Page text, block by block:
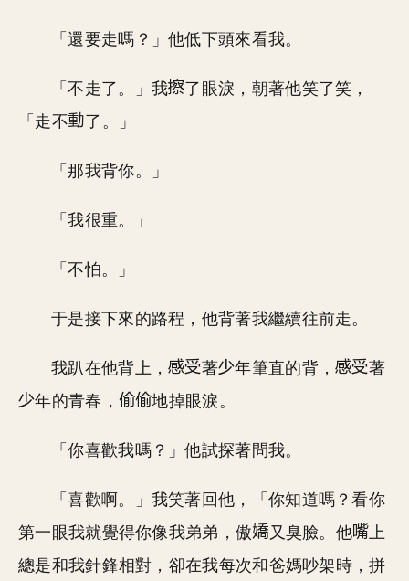
「還要走嗎？」他低下頭來看我。
「不走了。」我
了眼淚，朝著他笑了笑，
「走不
了。」
「那我背你。」
「我很重。」
「不怕。」
于是接下來的路程，他背著我繼續往前走。
我趴在他背上， 著 年筆直的背，
著
年的青春，
地掉眼淚。
「你喜歡我嗎？」他試探著問我。
「喜歡啊。」我笑著回他，「你知道嗎？看你
第一眼我就覺得你像我弟弟，傲
又臭臉。他
上
總是和我針鋒相對，卻在我每次和爸媽吵架時，拼